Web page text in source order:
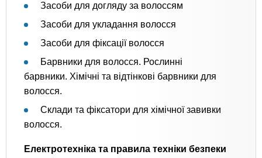
Засоби для догляду за волоссям
Засоби для укладання волосся
Засоби для фіксації волосся
Барвники для волосся. Рослинні
барвники. Хімічні та відтінкові барвники для
волосся.
Склади та фіксатори для хімічної завивки
волосся.
Електротехніка та правила техніки безпеки